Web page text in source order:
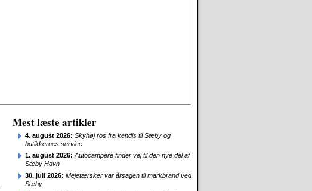
Mest læste artikler
4. august 2026: Skyhøj ros fra kendis til Sæby og
butikkernes service
1. august 2026: Autocampere finder vej til den nye del af
Sæby Havn
30. juli 2026: Mejetærsker var årsagen til markbrand ved
Sæby